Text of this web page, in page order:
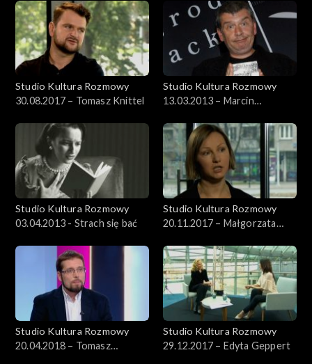
Studio Kultura Rozmowy
30.08.2017 – Tomasz Knittel
Studio Kultura Rozmowy
13.03.2013 – Marcin
Studio Kultura Rozmowy
03.04.2013 - Strach się bać
Studio Kultura Rozmowy
20.11.2017 – Małgorzata
Studio Kultura Rozmowy
20.04.2018 – Tomasz
Studio Kultura Rozmowy
29.12.2017 – Edyta Geppert